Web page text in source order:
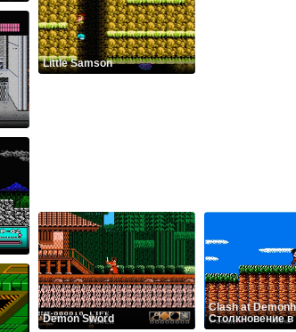
Little Samson
Demon Sword
Clash at
Столкновение